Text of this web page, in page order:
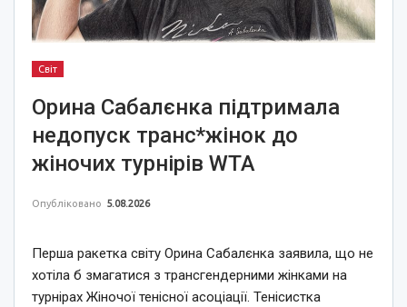
Світ
Орина Сабалєнка підтримала
недопуск транс*жінок до
жіночих турнірів WTA
Опубліковано 5.08.2026
Перша ракетка світу Орина Сабалєнка заявила, що не
хотіла б змагатися з трансгендерними жінками на
турнірах Жіночої тенісної асоціації. Тенісистка